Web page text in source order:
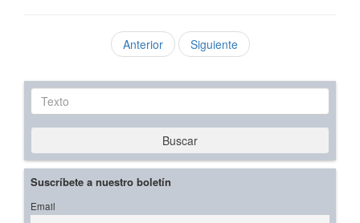
Anterior Siguiente
Texto
Buscar
Suscríbete a nuestro boletín
Email